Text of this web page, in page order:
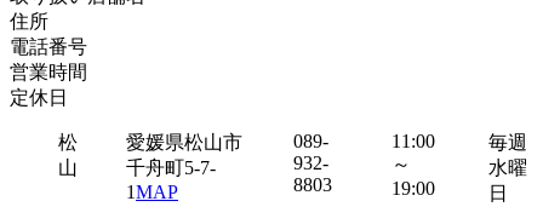
住所
電話番号
営業時間
定休日
松
山
愛媛県松山市
千舟町5-7-
1MAP
089-
932-
8803
11:00
～
19:00
毎週
水曜
日